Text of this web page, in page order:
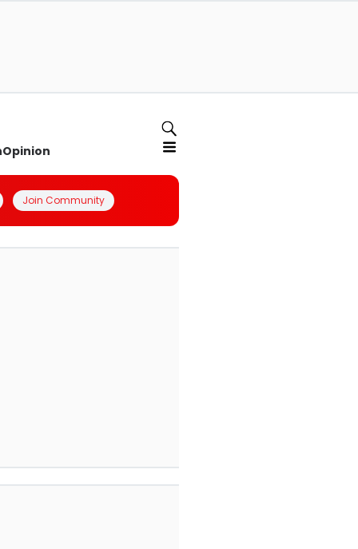
Opinion
Join Community